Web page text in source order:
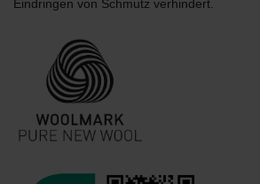
Eindringen von Schmutz verhindert.